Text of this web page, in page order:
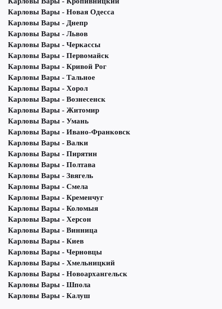
Карловы Вары - Новая Одесса
Карловы Вары - Днепр
Карловы Вары - Львов
Карловы Вары - Черкассы
Карловы Вары - Первомайск
Карловы Вары - Кривой Рог
Карловы Вары - Тальное
Карловы Вары - Хорол
Карловы Вары - Вознесенск
Карловы Вары - Житомир
Карловы Вары - Умань
Карловы Вары - Ивано-Франковск
Карловы Вары - Валки
Карловы Вары - Пирятин
Карловы Вары - Полтава
Карловы Вары - Звягель
Карловы Вары - Смела
Карловы Вары - Кременчуг
Карловы Вары - Коломыя
Карловы Вары - Херсон
Карловы Вары - Винница
Карловы Вары - Киев
Карловы Вары - Черновцы
Карловы Вары - Хмельницкий
Карловы Вары - Новоархангельск
Карловы Вары - Шпола
Карловы Вары - Калуш